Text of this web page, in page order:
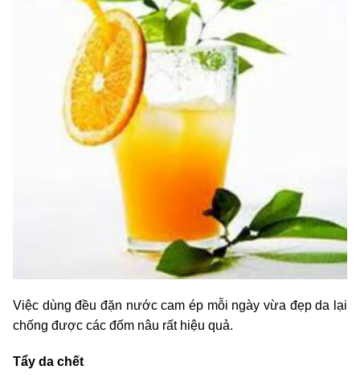
Việc dùng đều đặn nước cam ép mỗi ngày vừa đẹp da lại
chống được các đốm nâu rất hiệu quả.
Tẩy da chết